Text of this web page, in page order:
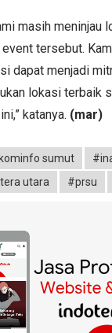
masih meninjau
tersebut.
dapat menjadi
lokasi terbaik
katanya. (mar)
sumut
utara
#prsu